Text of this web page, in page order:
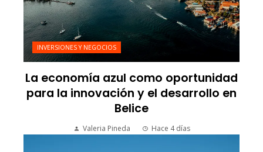
INVERSIONES Y NEGOCIOS
La economía azul como oportunidad
para la innovación y el desarrollo en
Belice
Valeria Pineda Hace 4 días